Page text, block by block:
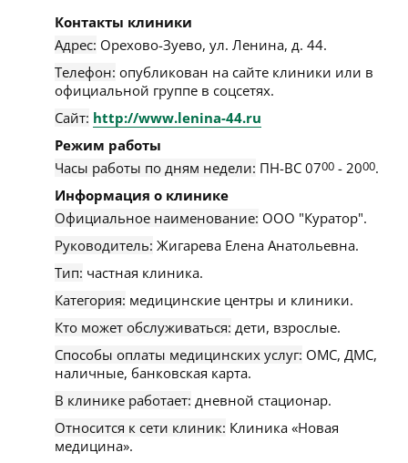
Контакты клиники
Адрес: Орехово-Зуево, ул. Ленина, д. 44.
Телефон: опубликован на сайте клиники или в
официальной группе в соцсетях.
Сайт: http://www.lenina-44.ru
Режим работы
Часы работы по дням недели: ПН-ВС 0700 - 2000.
Информация о клинике
Официальное наименование: ООО "Куратор".
Руководитель: Жигарева Елена Анатольевна.
Тип: частная клиника.
Категория: медицинские центры и клиники.
Кто может обслуживаться: дети, взрослые.
Способы оплаты медицинских услуг: ОМС, ДМС,
наличные, банковская карта.
В клинике работает: дневной стационар.
Относится к сети клиник: Клиника «Новая
медицина».